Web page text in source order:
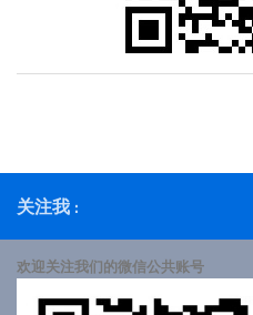
关注我 :
欢迎关注我们的微信公共账号